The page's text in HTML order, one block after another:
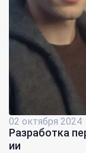
02 октября 2024
Разработка
ии